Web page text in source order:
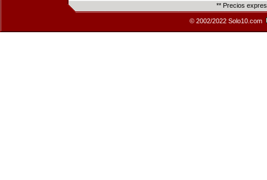
** Precios
© 2002/2022 Solo10.com